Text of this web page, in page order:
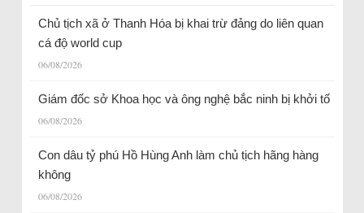
Chủ tịch xã ở Thanh Hóa bị khai trừ đảng do liên quan
cá độ world cup
06/08/2026
Giám đốc sở Khoa học và ông nghệ bắc ninh bị khởi tố
06/08/2026
Con dâu tỷ phú Hồ Hùng Anh làm chủ tịch hãng hàng
không
06/08/2026